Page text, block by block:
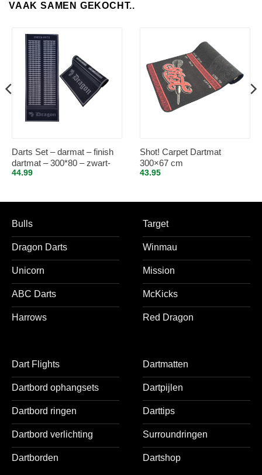
VAAK SAMEN GEKOCHT..
Darts Set – darmat – finish
dartmat – 300*80 – zwart-
antraciet
44.99
Shot! Carpet Dartmat
300×67 cm
43.95
Bulls
Dragon Darts
Unicorn
ABC Darts
Harrows
Target
Winmau
Mission
McKicks
Red Dragon
Dart Flights
Dartbord ophangsets
Dartbord ringen
Dartbord verlichting
Dartborden
Dartmatten
Dartpijlen
Darttips
Surroundringen
Dartshop